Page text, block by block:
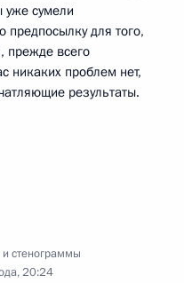
уже сумели
предпосылку для того,
прежде всего
никаких проблем нет,
результаты.
стенограммы
20:24